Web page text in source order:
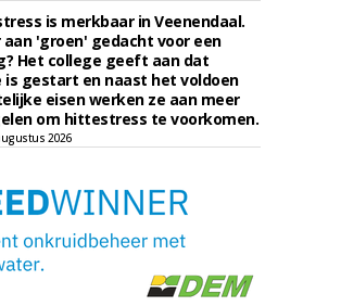
is merkbaar in Veenendaal.
'groen' gedacht voor een
Het college geeft aan dat
is gestart en naast het voldoen
eisen werken ze aan meer
om hittestress te voorkomen.
2026